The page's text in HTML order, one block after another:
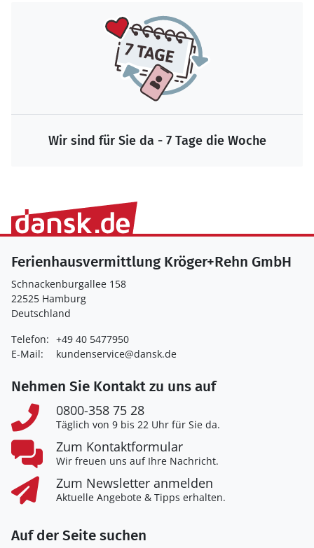
Wir sind für Sie da - 7 Tage die Woche
Ferienhausvermittlung Kröger+Rehn GmbH
Schnackenburgallee 158
22525 Hamburg
Deutschland
Telefon: +49 40 5477950
E-Mail:
kundenservice@dansk.de
Nehmen Sie Kontakt zu uns auf
0800-358 75 28
Täglich von 9 bis 22 Uhr für Sie da.
Zum Kontaktformular
Wir freuen uns auf Ihre Nachricht.
Zum Newsletter anmelden
Aktuelle Angebote & Tipps erhalten.
Auf der Seite suchen